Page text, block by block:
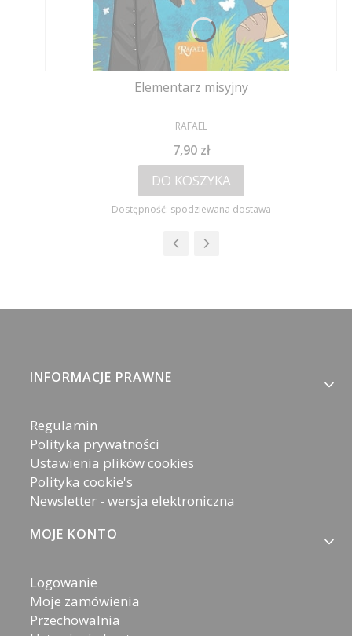
Elementarz misyjny
PRODUCENT
RAFAEL
Cena
7,90 zł
DO KOSZYKA
Dostępność: spodziewana dostawa
Linki w stopce
INFORMACJE PRAWNE
Regulamin
Polityka prywatności
Ustawienia plików cookies
Polityka cookie's
Newsletter - wersja elektroniczna
MOJE KONTO
Logowanie
Moje zamówienia
Przechowalnia